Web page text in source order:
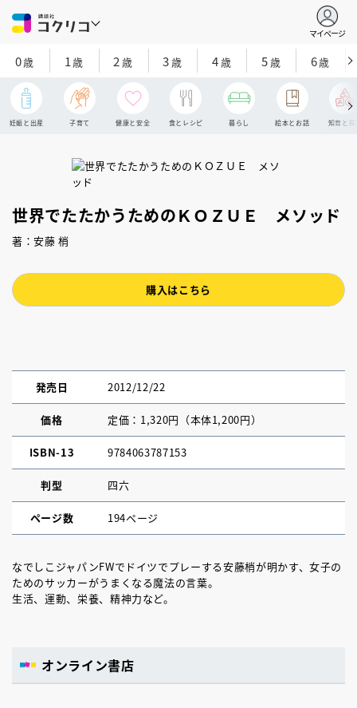
マイページ
0歳 1歳 2 歳 3歳 4歳 5歳 6歳
妊娠と出産 子育て 健康と安全 食とレシピ 暮らし 絵本とお話 知育と探
世界でたたかうためのＫＯＺＵＥ メソッド
著：安藤 梢
購入はこちら
発売日 2012/12/22
価格 定価：1,320円（本体1,200円）
ISBN-13 9784063787153
判型 四六
ページ数 194ページ
なでしこジャパンFWでドイツでプレーする安藤梢が明かす、女子の
ためのサッカーがうまくなる魔法の言葉。
生活、運動、栄養、精神力など。
オンライン書店